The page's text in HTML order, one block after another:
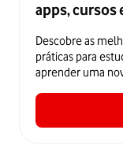
apps, cursos
Descobre as
práticas para
aprender uma